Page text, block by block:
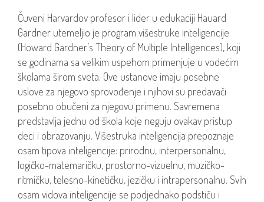
Čuveni Harvardov profesor i lider u edukaciji Hauard
Gardner utemeljio je program višestruke inteligencije
(Howard Gardner’s Theory of Multiple Intelligences), koji
se godinama sa velikim uspehom primenjuje u vodećim
školama širom sveta. Ove ustanove imaju posebne
uslove za njegovo sprovođenje i njihovi su predavači
posebno obučeni za njegovu primenu. Savremena
predstavlja jednu od škola koje neguju ovakav pristup
deci i obrazovanju. Višestruka inteligencija prepoznaje
osam tipova inteligencije: prirodnu, interpersonalnu,
logičko-matemaričku, prostorno-vizuelnu, muzičko-
ritmičku, telesno-kinetičku, jezičku i intrapersonalnu. Svih
osam vidova inteligencije se podjednako podstiču i